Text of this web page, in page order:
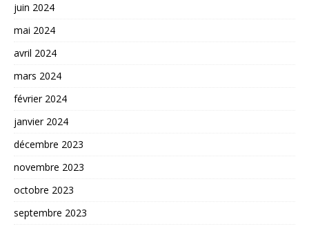
juin 2024
mai 2024
avril 2024
mars 2024
février 2024
janvier 2024
décembre 2023
novembre 2023
octobre 2023
septembre 2023